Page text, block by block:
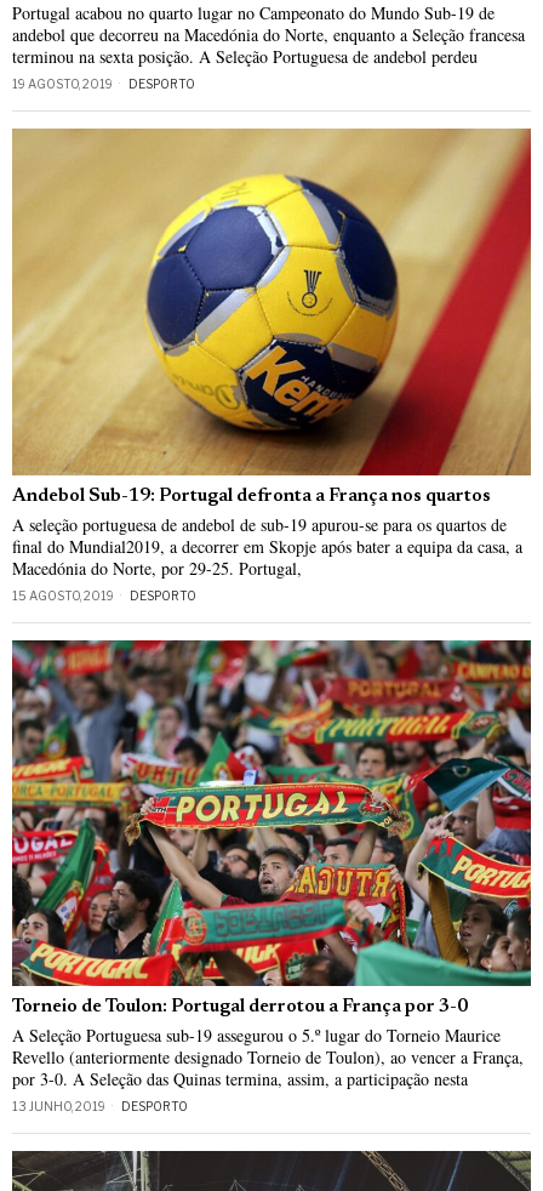
Portugal acabou no quarto lugar no Campeonato do Mundo Sub-19 de
andebol que decorreu na Macedónia do Norte, enquanto a Seleção francesa
terminou na sexta posição. A Seleção Portuguesa de andebol perdeu
19 AGOSTO, 2019 DESPORTO
Andebol Sub-19: Portugal defronta a França nos quartos
A seleção portuguesa de andebol de sub-19 apurou-se para os quartos de
final do Mundial2019, a decorrer em Skopje após bater a equipa da casa, a
Macedónia do Norte, por 29-25. Portugal,
15 AGOSTO, 2019 DESPORTO
Torneio de Toulon: Portugal derrotou a França por 3-0
A Seleção Portuguesa sub-19 assegurou o 5.º lugar do Torneio Maurice
Revello (anteriormente designado Torneio de Toulon), ao vencer a França,
por 3-0. A Seleção das Quinas termina, assim, a participação nesta
13 JUNHO, 2019 DESPORTO